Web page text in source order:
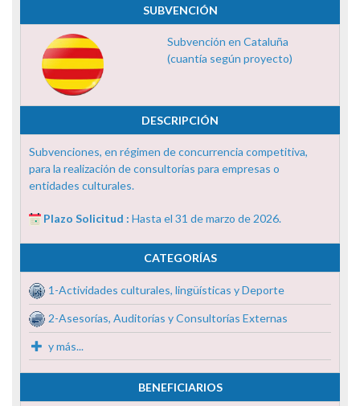
SUBVENCIÓN
Subvención en Cataluña
(cuantía según proyecto)
DESCRIPCIÓN
Subvenciones, en régimen de concurrencia competitiva,
para la realización de consultorías para empresas o
entidades culturales.
Plazo Solicitud : Hasta el 31 de marzo de 2026.
CATEGORÍAS
1-Actividades culturales, lingüísticas y Deporte
2-Asesorías, Auditorías y Consultorías Externas
y más...
BENEFICIARIOS